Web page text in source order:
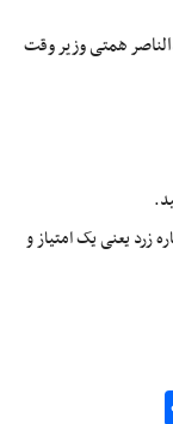
همتی وزیر وقت
زرد یعنی یک امتیاز و